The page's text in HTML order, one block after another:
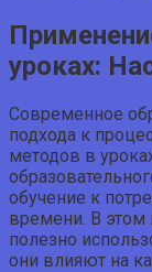
уроках:
Современное
подхода к
методов в
обучение к
времени. В этом
полезно
они влияют на